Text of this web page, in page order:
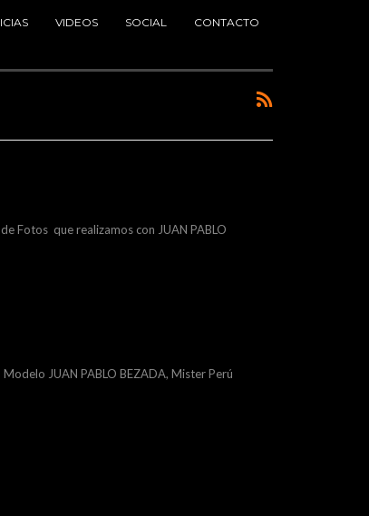
VIDEOS SOCIAL CONTACTO
Fotos que realizamos con JUAN PABLO
JUAN PABLO BEZADA, Mister Perú